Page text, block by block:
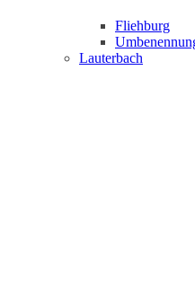
Fliehburg
Lauterbach